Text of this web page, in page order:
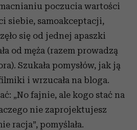
poczucia wartości
siebie, samoakceptacji,
się od jednej apaszki
od męża (razem prowadzą
Szukała pomysłów, jak ją
i wrzucała na bloga.
„No fajnie, ale kogo stać na
nie zaprojektujesz
racja”, pomyślała.